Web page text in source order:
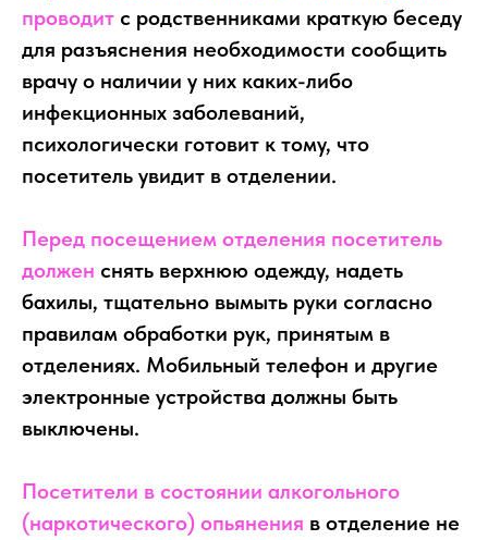
проводит с родственниками краткую беседу
для разъяснения необходимости сообщить
врачу о наличии у них каких-либо
инфекционных заболеваний,
психологически готовит к тому, что
посетитель увидит в отделении.
Перед посещением отделения посетитель
должен снять верхнюю одежду, надеть
бахилы, тщательно вымыть руки согласно
правилам обработки рук, принятым в
отделениях. Мобильный телефон и другие
электронные устройства должны быть
выключены.
Посетители в состоянии алкогольного
(наркотического) опьянения в отделение не